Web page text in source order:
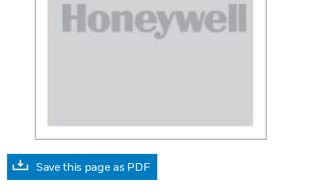
Save this page as PDF